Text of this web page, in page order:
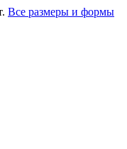
Все размеры и формы